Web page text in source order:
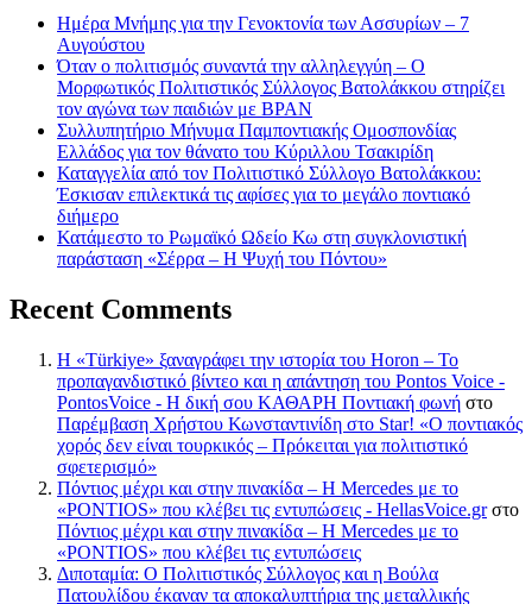
Ημέρα Μνήμης για την Γενοκτονία των Ασσυρίων – 7
Αυγούστου
Όταν ο πολιτισμός συναντά την αλληλεγγύη – Ο
Μορφωτικός Πολιτιστικός Σύλλογος Βατολάκκου στηρίζει
τον αγώνα των παιδιών με BPAN
Συλλυπητήριο Μήνυμα Παμποντιακής Ομοσπονδίας
Ελλάδος για τον θάνατο του Κύριλλου Τσακιρίδη
Καταγγελία από τον Πολιτιστικό Σύλλογο Βατολάκκου:
Έσκισαν επιλεκτικά τις αφίσες για το μεγάλο ποντιακό
διήμερο
Κατάμεστο το Ρωμαϊκό Ωδείο Κω στη συγκλονιστική
παράσταση «Σέρρα – Η Ψυχή του Πόντου»
Recent Comments
Η «Türkiye» ξαναγράφει την ιστορία του Horon – Το
προπαγανδιστικό βίντεο και η απάντηση του Pontos Voice -
PontosVoice - H δική σου ΚΑΘΑΡΗ Ποντιακή φωνή στο
Παρέμβαση Χρήστου Κωνσταντινίδη στο Star! «Ο ποντιακός
χορός δεν είναι τουρκικός – Πρόκειται για πολιτιστικό
σφετερισμό»
Πόντιος μέχρι και στην πινακίδα – Η Mercedes με το
«PONTIOS» που κλέβει τις εντυπώσεις - HellasVoice.grστο
Πόντιος μέχρι και στην πινακίδα – Η Mercedes με το
«PONTIOS» που κλέβει τις εντυπώσεις
Διποταμία: Ο Πολιτιστικός Σύλλογος και η Βούλα
Πατουλίδου έκαναν τα αποκαλυπτήρια της μεταλλικής